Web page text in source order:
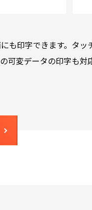
も印字できます。タッ
可変データの印字も対